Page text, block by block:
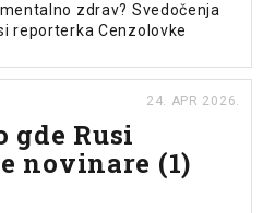
zdrav? Svedočenja
reporterka Cenzolovke
24. APR 2026.
gde Rusi
novinare (1)